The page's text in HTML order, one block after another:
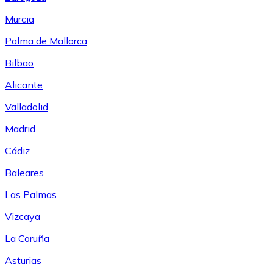
Murcia
Palma de Mallorca
Bilbao
Alicante
Valladolid
Madrid
Cádiz
Baleares
Las Palmas
Vizcaya
La Coruña
Asturias